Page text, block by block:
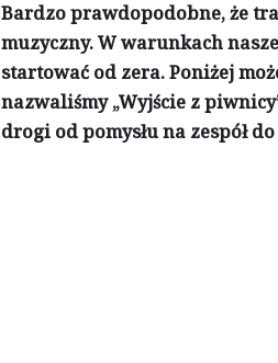
Bardzo prawdopodobne, że
muzyczny. W warunkach
startować od zera. Poniżej
nazwaliśmy „Wyjście z
drogi od pomysłu na zespół